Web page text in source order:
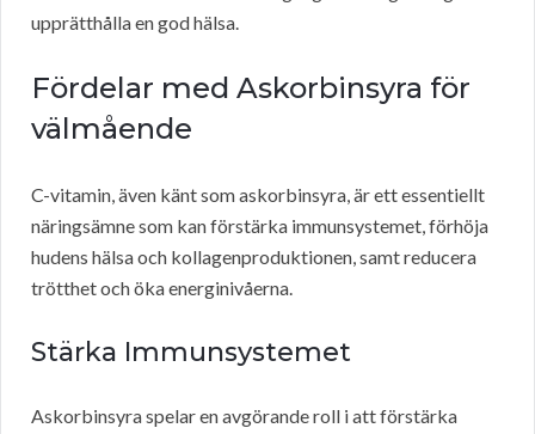
upprätthålla en god hälsa.
Fördelar med Askorbinsyra för
välmående
C-vitamin, även känt som askorbinsyra, är ett essentiellt
näringsämne som kan förstärka immunsystemet, förhöja
hudens hälsa och kollagenproduktionen, samt reducera
trötthet och öka energinivåerna.
Stärka Immunsystemet
Askorbinsyra spelar en avgörande roll i att förstärka